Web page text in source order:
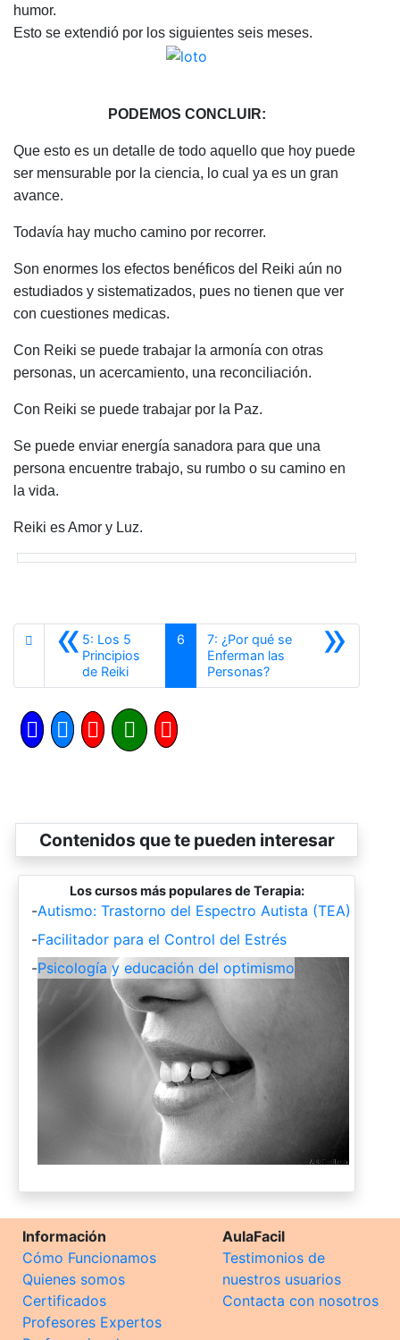
humor.
Esto se extendió por los siguientes seis meses.
PODEMOS CONCLUIR:
Que esto es un detalle de todo aquello que hoy puede
ser mensurable por la ciencia, lo cual ya es un gran
avance.
Todavía hay mucho camino por recorrer.
Son enormes los efectos benéficos del Reiki aún no
estudiados y sistematizados, pues no tienen que ver
con cuestiones medicas.
Con Reiki se puede trabajar la armonía con otras
personas, un acercamiento, una reconciliación.
Con Reiki se puede trabajar por la Paz.
Se puede enviar energía sanadora para que una
persona encuentre trabajo, su rumbo o su camino en
la vida.
Reiki es Amor y Luz.
«5: Los 5
Principios
de ReikiAnterior
6 »
7: ¿Por qué se
Enferman las
Personas?Siguiente
Contenidos que te pueden interesar
Los cursos más populares de Terapia:
-Autismo: Trastorno del Espectro Autista (TEA)
-Facilitador para el Control del Estrés
-Psicología y educación del optimismo
Información
Cómo Funcionamos
Quienes somos
Certificados
Profesores Expertos
AulaFacil
Testimonios de
nuestros usuarios
Contacta con nosotros